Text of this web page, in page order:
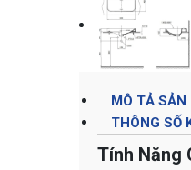
MÔ TẢ SẢN
THÔNG SỐ
Tính Năng